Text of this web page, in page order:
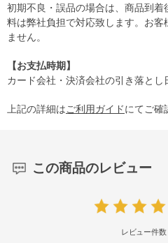
初期不良・誤品の場合は、商品到
料は弊社負担で対応致します。お客
ません。
【お支払時期】
カード会社・決済会社の引き落とし
上記の詳細はご利用ガイドにてご確
この商品のレビュー
レビュー件数